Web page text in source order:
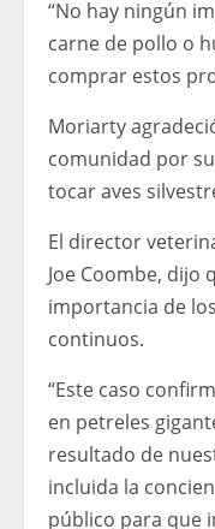
“No hay ningún
carne de pollo o
comprar estos
Moriarty
comunidad por
tocar aves
El director
Joe Coombe, dijo
importancia de
continuos.
“Este caso
en petreles
resultado de
incluida la
público para que